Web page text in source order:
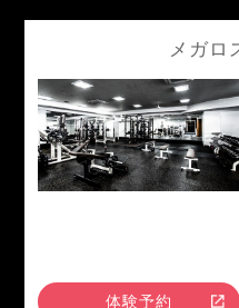
メガロ
体験予約